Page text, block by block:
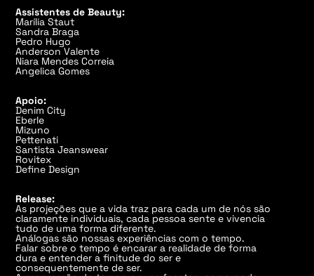
Assistentes de Beauty:
Marília Staut
Sandra Braga
Pedro Hugo
Anderson Valente
Niara Mendes Correia
Angelica Gomes
Apoio:
Denim City
Eberle
Mizuno
Pettenati
Santista Jeanswear
Rovitex
Define Design
Release:
As projeções que a vida traz para cada um de nós são
claramente individuais, cada pessoa sente e vivencia
tudo de uma forma diferente.
Análogas são nossas experiências com o tempo.
Falar sobre o tempo é encarar a realidade de forma
dura e entender a finitude do ser e
consequentemente de ser.